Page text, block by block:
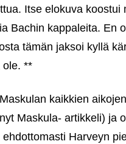
Itse elokuva
Bachin kappaleita. En
tämän jaksoi kyllä
ole. **
kaikkien
Maskula- artikkeli) ja
Harveyn